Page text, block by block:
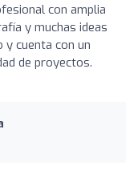
con amplia
y muchas ideas
cuenta con un
de proyectos.